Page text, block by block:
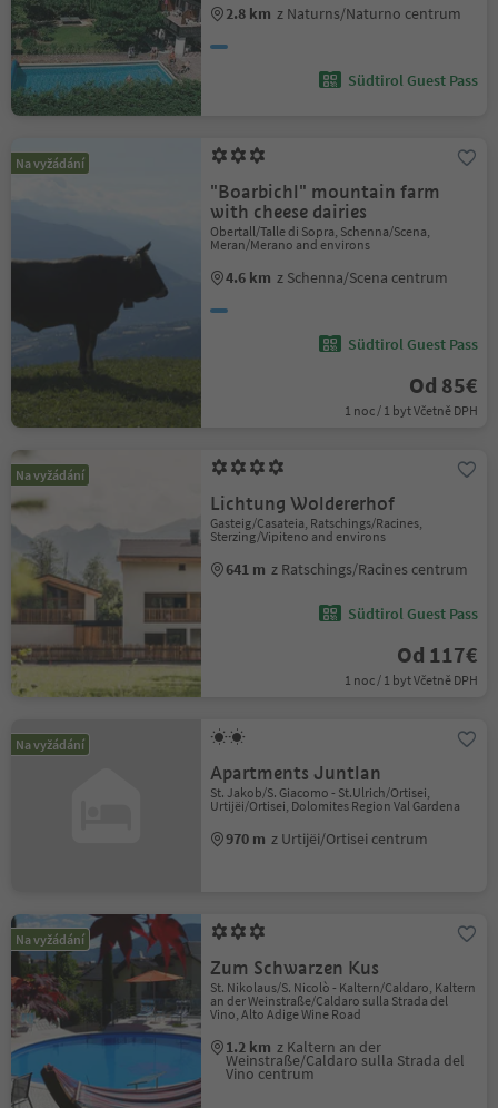
2.8 km z Naturns/Naturno centrum
Südtirol Guest Pass
Na vyžádání
"Boarbichl" mountain farm
with cheese dairies
Obertall/Talle di Sopra, Schenna/Scena,
Meran/Merano and environs
4.6 km z Schenna/Scena centrum
Südtirol Guest Pass
Od 85€
1 noc / 1 byt Včetně DPH
Na vyžádání
Lichtung Woldererhof
Gasteig/Casateia, Ratschings/Racines,
Sterzing/Vipiteno and environs
641 m z Ratschings/Racines centrum
Südtirol Guest Pass
Od 117€
1 noc / 1 byt Včetně DPH
Na vyžádání
Apartments Juntlan
St. Jakob/S. Giacomo - St.Ulrich/Ortisei,
Urtijëi/Ortisei, Dolomites Region Val Gardena
970 m z Urtijëi/Ortisei centrum
Na vyžádání
Zum Schwarzen Kus
St. Nikolaus/S. Nicolò - Kaltern/Caldaro, Kaltern
an der Weinstraße/Caldaro sulla Strada del
Vino, Alto Adige Wine Road
1.2 km z Kaltern an der
Weinstraße/Caldaro sulla Strada del
Vino centrum